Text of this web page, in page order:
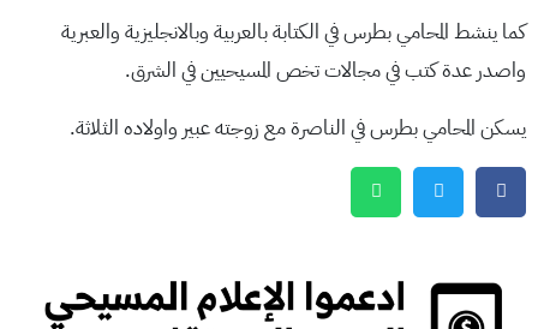
كما ينشط المحامي بطرس في الكتابة بالعربية وبالانجليزية والعبرية
واصدر عدة كتب في مجالات تخص المسيحيين في الشرق.
يسكن المحامي بطرس في الناصرة مع زوجته عبير واولاده الثلاثة.